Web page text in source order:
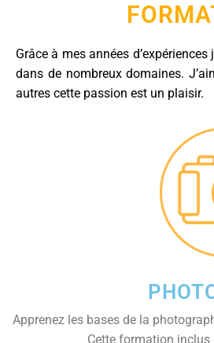
Grâce à mes années
dans de nombreux domaines.
autres cette passion est un plaisir.
Apprenez les bases de la
Cette formation inclus